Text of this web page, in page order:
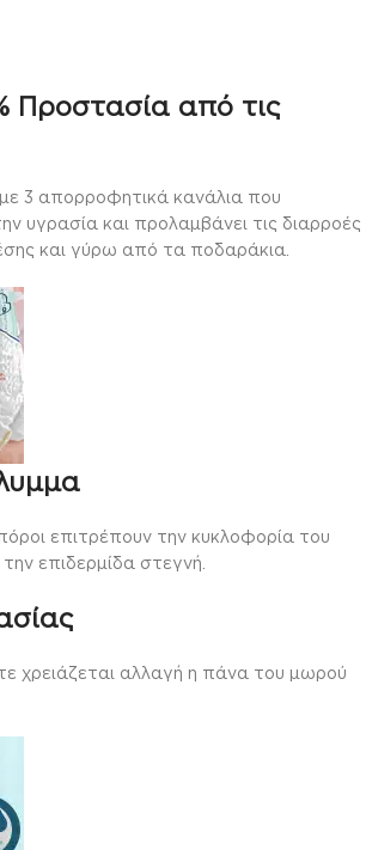
Προστασία από τις
3 απορροφητικά κανάλια που
υγρασία και προλαμβάνει τις διαρροές
και γύρω από τα ποδαράκια.
επιτρέπουν την κυκλοφορία του
επιδερμίδα στεγνή.
χρειάζεται αλλαγή η πάνα του μωρού